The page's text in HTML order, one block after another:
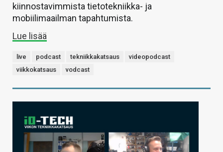
kiinnostavimmista tietotekniikka- ja
mobiilimaailman tapahtumista.
Lue lisää
live podcast tekniikkakatsaus
videopodcast
viikkokatsaus
vodcast